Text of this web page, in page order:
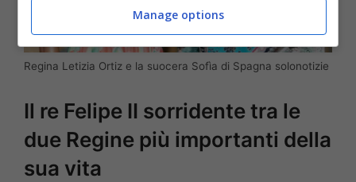
Regina Letizia Ortiz e la suocera Sofìa di Spagna solonotizie
Il re Felipe II sorridente tra le
due Regine più importanti della
sua vita
Manage options